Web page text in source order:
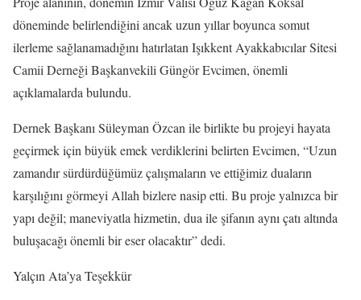
döneminde belirlendiğini ancak uzun yıllar boyunca somut
ilerleme sağlanamadığını hatırlatan Işıkkent Ayakkabıcılar Sitesi
Camii Derneği Başkanvekili Güngör Evcimen, önemli
açıklamalarda bulundu.
Dernek Başkanı Süleyman Özcan ile birlikte bu projeyi hayata
geçirmek için büyük emek verdiklerini belirten Evcimen, “Uzun
zamandır sürdürdüğümüz çalışmaların ve ettiğimiz duaların
karşılığını görmeyi Allah bizlere nasip etti. Bu proje yalnızca bir
yapı değil; maneviyatla hizmetin, dua ile şifanın aynı çatı altında
buluşacağı önemli bir eser olacaktır” dedi.
Yalçın Ata’ya Teşekkür